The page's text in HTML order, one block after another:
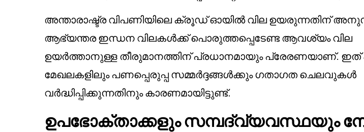
അന്താരാഷ്ട്ര വിപണിയിലെ ക്രൂഡ് ഓയിൽ വില ഉയരുന്നതിന്
ആഭ്യന്തര ഇന്ധന വിലകൾക്ക് പൊരുത്തപ്പെടേണ്ട ആവശ്യം വില
ഉയർത്താനുള്ള തീരുമാനത്തിന് പ്രധാനമായും പ്രേരണയാണ്. ഇത്
മേഖലകളിലും പണപ്പെരുപ്പ സമ്മർദ്ദങ്ങൾക്കും ഗതാഗത ചെലവുകൾ
വർദ്ധിപ്പിക്കുന്നതിനും കാരണമായിട്ടുണ്ട്.
ഉപഭോക്താക്കളും സമ്പദ്‌വ്യവസ്ഥയും